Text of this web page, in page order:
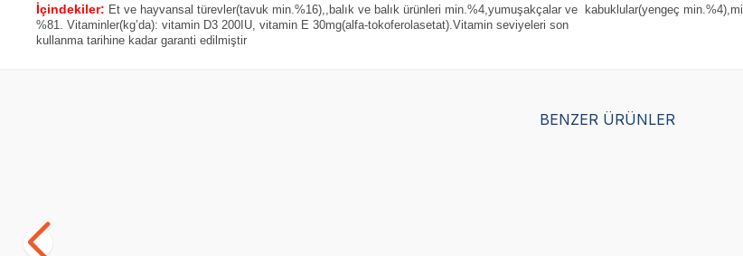
İçindekiler: Et ve hayvansal türevler(tavuk min.%16),,balık ve balık ürünleri min.%4,yumuşakçalar ve kabuklular(yengeç
%81. Vitaminler(kg’da): vitamin D3 200IU, vitamin E 30mg(alfa-tokoferolasetat).Vitamin seviyeleri son
kullanma tarihine kadar garanti edilmiştir
BENZER ÜRÜNLER